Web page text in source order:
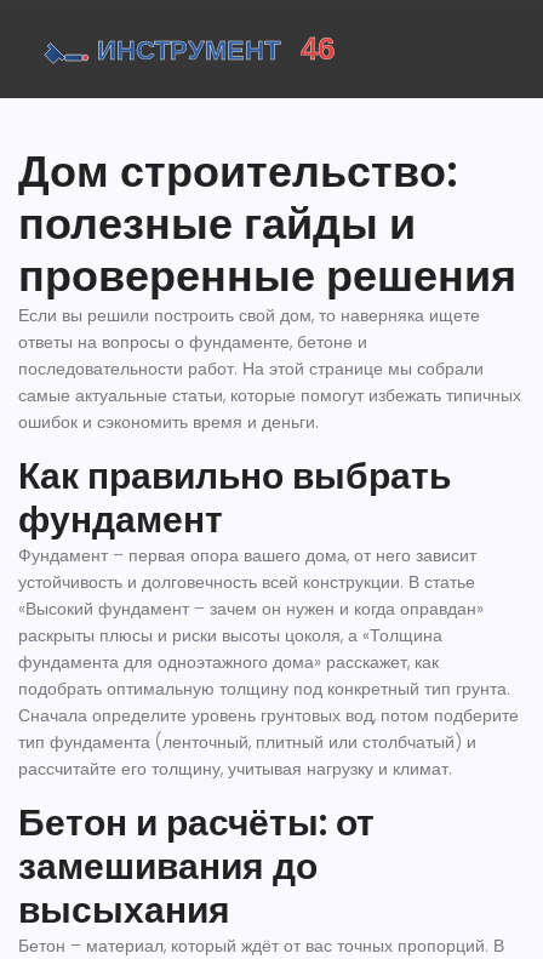
Дом строительство:
полезные гайды и
проверенные решения
Если вы решили построить свой дом, то наверняка ищете
ответы на вопросы о фундаменте, бетоне и
последовательности работ. На этой странице мы собрали
самые актуальные статьи, которые помогут избежать типичных
ошибок и сэкономить время и деньги.
Как правильно выбрать
фундамент
Фундамент – первая опора вашего дома, от него зависит
устойчивость и долговечность всей конструкции. В статье
«Высокий фундамент – зачем он нужен и когда оправдан»
раскрыты плюсы и риски высоты цоколя, а «Толщина
фундамента для одноэтажного дома» расскажет, как
подобрать оптимальную толщину под конкретный тип грунта.
Сначала определите уровень грунтовых вод, потом подберите
тип фундамента (ленточный, плитный или столбчатый) и
рассчитайте его толщину, учитывая нагрузку и климат.
Бетон и расчёты: от
замешивания до
высыхания
Бетон – материал, который ждёт от вас точных пропорций. В